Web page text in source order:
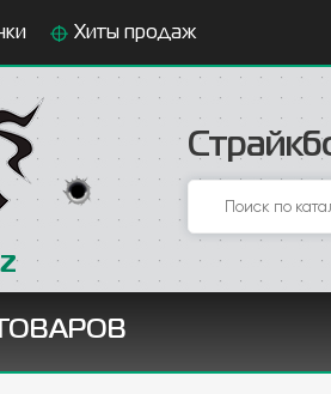
Хиты продаж